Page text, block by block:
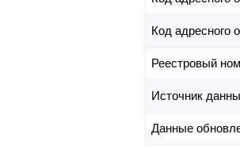
Код адресного
Реестровый
Источник
Данные